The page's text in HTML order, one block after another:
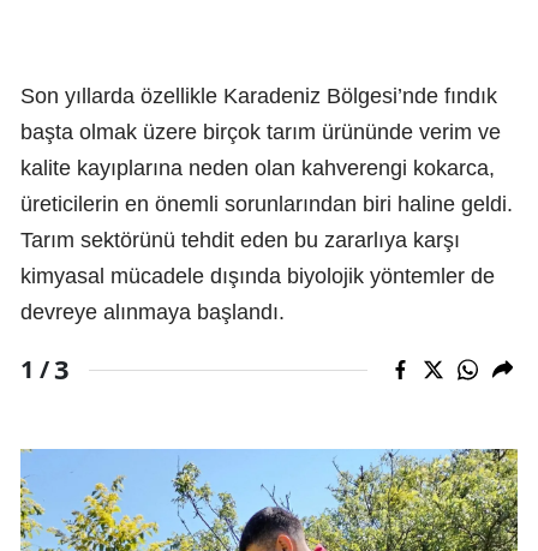
Son yıllarda özellikle Karadeniz Bölgesi’nde fındık
başta olmak üzere birçok tarım ürününde verim ve
kalite kayıplarına neden olan kahverengi kokarca,
üreticilerin en önemli sorunlarından biri haline geldi.
Tarım sektörünü tehdit eden bu zararlıya karşı
kimyasal mücadele dışında biyolojik yöntemler de
devreye alınmaya başlandı.
1 /3